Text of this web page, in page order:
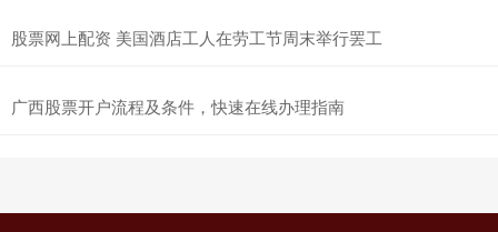
股票网上配资 美国酒店工人在劳工节周末举行罢工
广西股票开户流程及条件，快速在线办理指南